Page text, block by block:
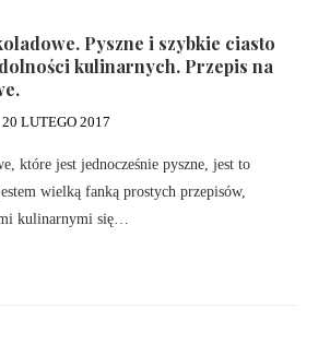
Pyszne i szybkie ciasto
kulinarnych. Przepis na
20 LUTEGO 2017
które jest jednocześnie pyszne, jest to
wielką fanką prostych przepisów,
kulinarnymi się…